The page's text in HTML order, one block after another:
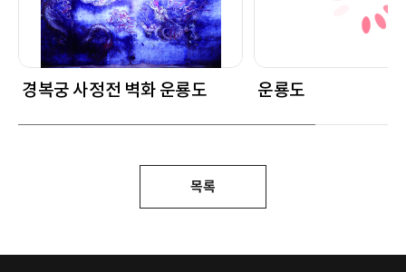
경복궁 사정전 벽화 운룡도 운룡도
목록